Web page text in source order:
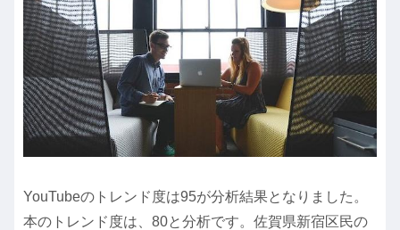
YouTubeのトレンド度は95が分析結果となりました。
本のトレンド度は、80と分析です。佐賀県新宿区民の